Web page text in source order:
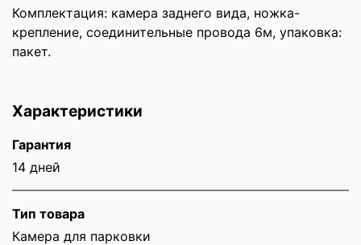
Комплектация: камера заднего вида, ножка-
крепление, соединительные провода 6м, упаковка:
пакет.
Характеристики
Гарантия
14 дней
Тип товара
Камера для парковки